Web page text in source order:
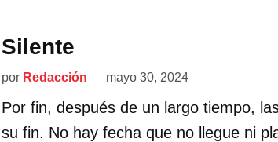
Silente
por Redacción mayo 30, 2024
Por fin, después de un largo tiempo,
su fin. No hay fecha que no llegue ni